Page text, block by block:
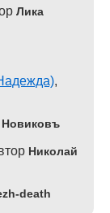
Лика
,
Николай
death